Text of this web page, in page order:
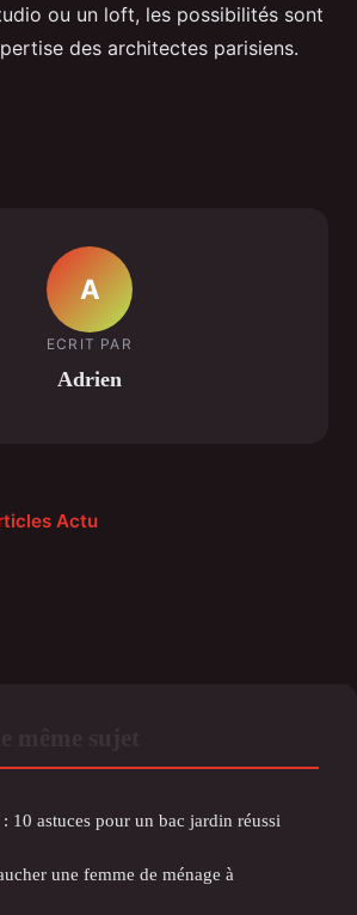
ou un loft, les possibilités sont
des architectes parisiens.
A
ECRIT PAR
Adrien
Actu
10 astuces pour un bac jardin réussi
une femme de ménage à